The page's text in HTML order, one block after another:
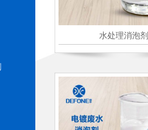
水处理消泡剂